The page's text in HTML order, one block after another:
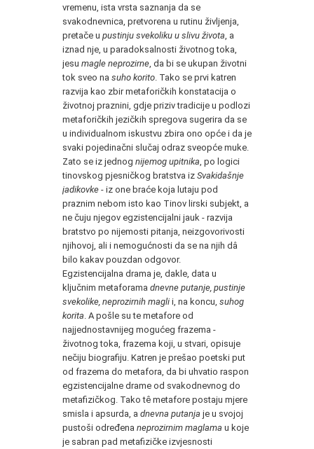
vremenu, ista vrsta saznanja da se
svakodnevnica, pretvorena u rutinu življenja,
pretače u pustinju svekoliku u slivu života , a
iznad nje, u paradoksalnosti životnog toka,
jesu magle neprozirne , da bi se ukupan životni
tok sveo na suho korito . Tako se prvi katren
razvija kao zbir metaforičkih konstatacija o
životnoj praznini, gdje priziv tradicije u podlozi
metaforičkih jezičkih spregova sugerira da se
u individualnom iskustvu zbira ono opće i da je
svaki pojedinačni slučaj odraz sveopće muke.
Zato se iz jednog nijemog upitnika , po logici
tinovskog pjesničkog bratstva iz Svakidašnje
jadikovke - iz one braće koja lutaju pod
praznim nebom isto kao Tinov lirski subjekt, a
ne čuju njegov egzistencijalni jauk - razvija
bratstvo po nijemosti pitanja, neizgovorivosti
njihovoj, ali i nemogućnosti da se na njih dâ
bilo kakav pouzdan odgovor.
Egzistencijalna drama je, dakle, data u
ključnim metaforama dnevne putanje, pustinje
svekolike, neprozirnih magli i, na koncu, suhog
korita . A pošle su te metafore od
najjednostavnijeg mogućeg frazema -
životnog toka, frazema koji, u stvari, opisuje
nečiju biografiju. Katren je prešao poetski put
od frazema do metafora, da bi uhvatio raspon
egzistencijalne drame od svakodnevnog do
metafizičkog. Tako tê metafore postaju mjere
smisla i apsurda, a dnevna putanja je u svojoj
pustoši određena neprozirnim maglama u koje
je sabran pad metafizičke izvjesnosti